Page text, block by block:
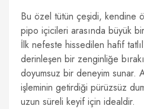
Bu özel tütün çeşidi, kendine
pipo içicileri arasında büyük
İlk nefeste hissedilen hafif
derinleşen bir zenginliğe
doyumsuz bir deneyim sunar.
işleminin getirdiği pürüzsüz
uzun süreli keyif için idealdir.